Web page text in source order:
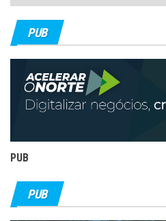
PUB
PUB
PUB